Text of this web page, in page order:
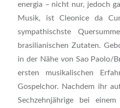
energia – nicht nur, jedoch
Musik, ist Cleonice da
sympathischste
brasilianischen Zutaten.
in der Nähe von Sao Paolo/
ersten musikalischen
Gospelchor. Nachdem ihr
Sechzehnjährige bei